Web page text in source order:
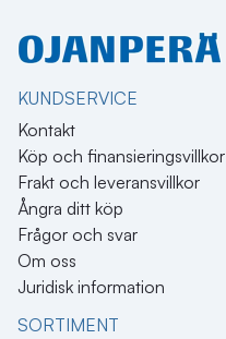
KUNDSERVICE
Kontakt
Köp och finansieringsvillkor
Frakt och leveransvillkor
Ångra ditt köp
Frågor och svar
Om oss
Juridisk information
SORTIMENT